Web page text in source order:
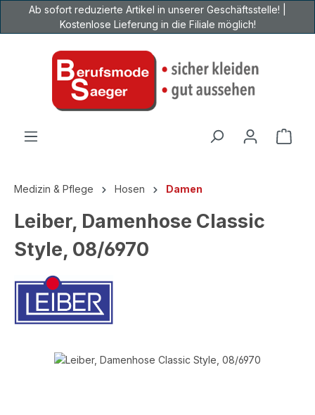
Zum Hauptinhalt springen
Ab sofort reduzierte Artikel in unserer Geschäftsstelle! |
Kostenlose Lieferung in die Filiale möglich!
Medizin & Pflege Hosen Damen
Leiber, Damenhose Classic
Style, 08/6970
Bildergalerie überspringen